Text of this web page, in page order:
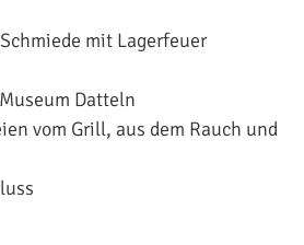
mit Lagerfeuer
Datteln
vom Grill, aus dem Rauch und